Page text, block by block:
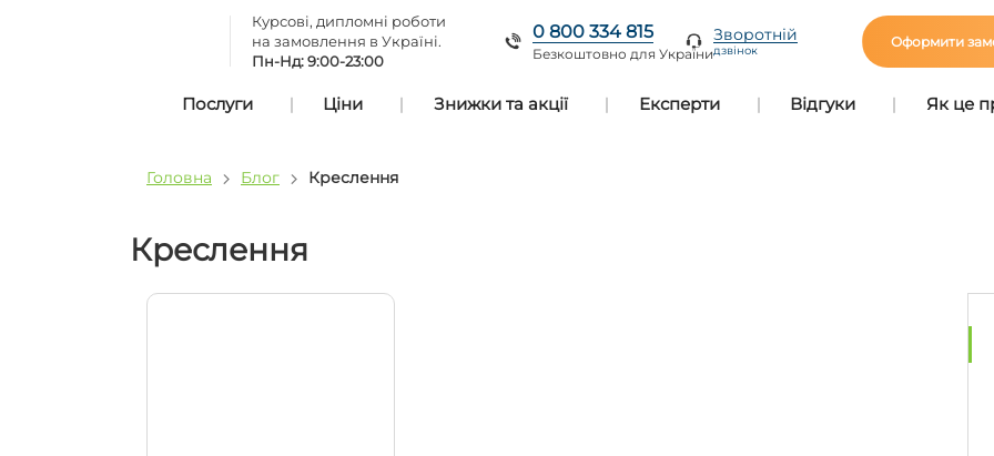
Курсові, дипломні роботи
на замовлення в Україні.
Пн-Нд: 9:00-23:00
0 800 334 815
Безкоштовно для України
Зворотній
дзвінок
Оформити
Послуги Ціни Знижки та акції Експерти Відгуки Як це
Головна Блог Креслення
Креслення